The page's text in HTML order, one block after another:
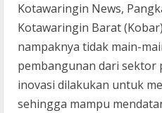
Kotawaringin News,
Kotawaringin Barat
nampaknya tidak main-
pembangunan dari sektor
inovasi dilakukan untuk
sehingga mampu